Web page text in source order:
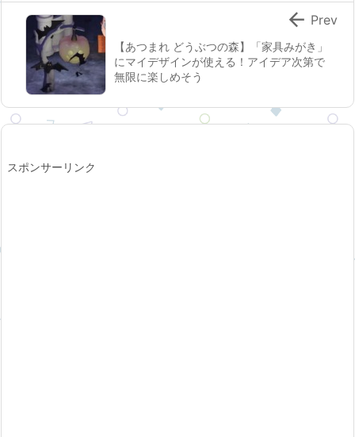
【あつまれ どうぶつの森】「家具みがき」
にマイデザインが使える！アイデア次第で
無限に楽しめそう
 Prev
スポンサーリンク